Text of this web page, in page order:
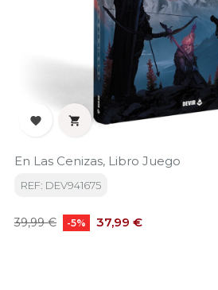
 
En Las Cenizas, Libro Juego
REF: DEV941675
Precio
39,99 € -5% Precio
37,99 €